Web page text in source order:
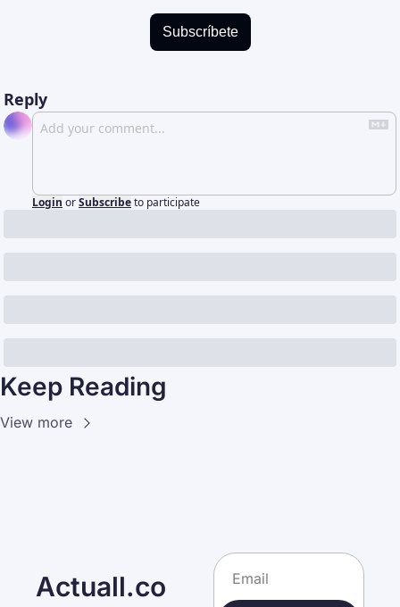
Subscríbete
Reply
Login orSubscribeto participate
Keep Reading
View more
Actuall.co